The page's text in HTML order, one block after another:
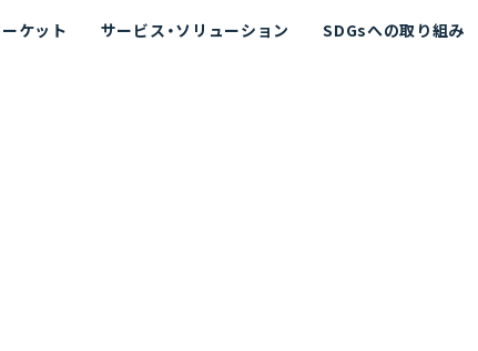
ケット サービス・ソリューション SDGsへの取り組み